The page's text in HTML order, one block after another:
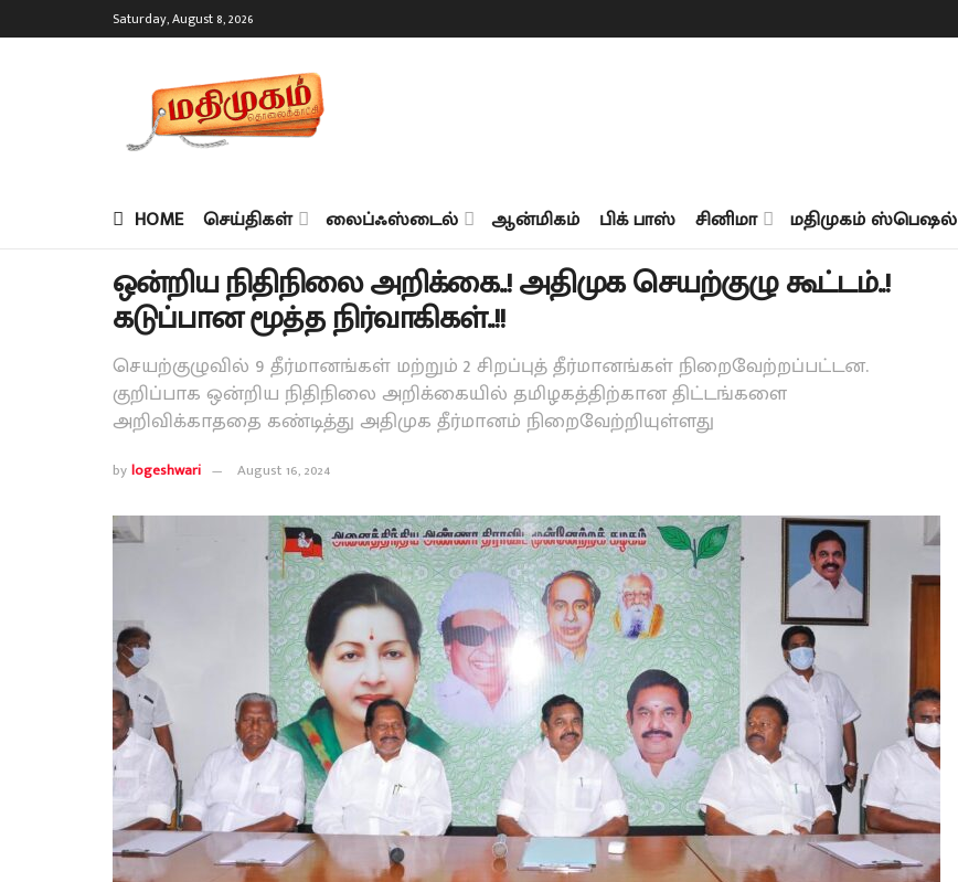
Saturday, August 8, 2026
HOME செய்திகள் லைப்ஃஸ்டைல் ஆன்மிகம் பிக் பாஸ் சினிமா மதிமுகம் ஸ்பெஷல்
ஒன்றிய நிதிநிலை அறிக்கை..! அதிமுக செயற்குழு கூட்டம்..!
கடுப்பான மூத்த நிர்வாகிகள்..!!
செயற்குழுவில் 9 தீர்மானங்கள் மற்றும் 2 சிறப்புத் தீர்மானங்கள் நிறைவேற்றப்பட்டன.
குறிப்பாக ஒன்றிய நிதிநிலை அறிக்கையில் தமிழகத்திற்கான திட்டங்களை
அறிவிக்காததை கண்டித்து அதிமுக தீர்மானம் நிறைவேற்றியுள்ளது
bylogeshwari August 16, 2024